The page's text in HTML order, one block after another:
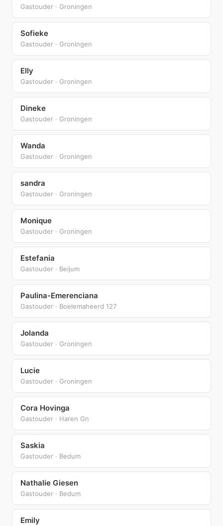
Gastouder · Groningen
Sofieke
Gastouder · Groningen
Elly
Gastouder · Groningen
Dineke
Gastouder · Groningen
Wanda
Gastouder · Groningen
sandra
Gastouder · Groningen
Monique
Gastouder · Groningen
Estefania
Gastouder · Beijum
Paulina-Emerenciana
Gastouder · Boelemaheerd 127
Jolanda
Gastouder · Groningen
Lucie
Gastouder · Groningen
Cora Hovinga
Gastouder · Haren Gn
Saskia
Gastouder · Bedum
Nathalie Giesen
Gastouder · Bedum
Emily